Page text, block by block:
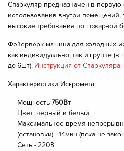
Спаркуляр предназначен в первую
использования внутри помещений,
высокие требования по пожарной
Фейерверк машина для холодных
как индивидуально, так и группе (в
до 6шт). Инструкция от Спаркуляра.
Характеристики Искромета:
Мощность 750Вт
Цвет: черный и белый
Максимальное время
(остановки) - 14мин (пока не
Сеть - 220В